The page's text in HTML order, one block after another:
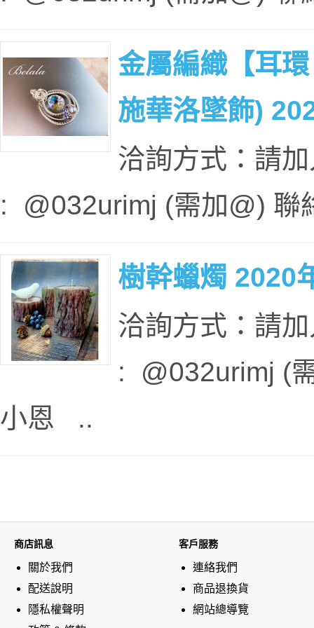
金屬編織【耳
施華洛墜飾)
洽詢方式：請
: @032urimj (需加@)
樹幹蠟燭 2020
洽詢方式：請
: @032urimj (
小恩 ..
商店訊息
關於我們
配送說明
隱私權聲明
客戶服務
連絡我們
商品退換貨
網站總導覽